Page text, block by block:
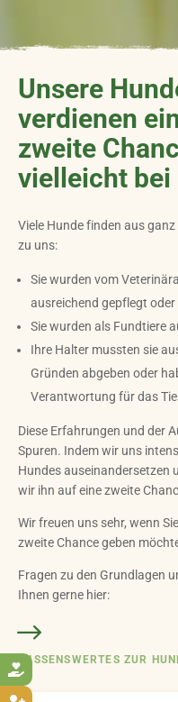

Unsere
verdienen
zweite
vielleicht bei
Viele Hunde finden aus
zu uns:
Sie wurden vom
ausreichend gepflegt
Sie wurden als Fundtiere
Ihre Halter mussten sie
Gründen abgeben oder
Verantwortung für das
Diese Erfahrungen und der
Spuren. Indem wir uns
Hundes auseinandersetzen
wir ihn auf eine zweite
Wir freuen uns sehr, wenn
zweite Chance geben
Fragen zu den Grundlagen
Ihnen gerne hier:
WISSENSWERTES ZUR